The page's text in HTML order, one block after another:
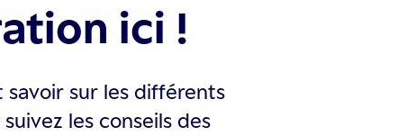
ici !
sur les différents
les conseils des